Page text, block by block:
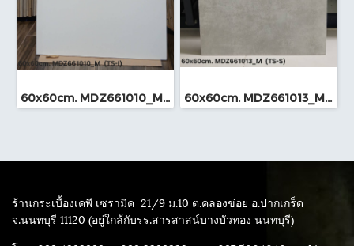
60x60cm. MDZ661010_M (TS-I) 60x60cm. MDZ661013_M (TS-I)
ร้านกระเบื้องเคพี เซรามิค 21/9 ม.10 ต.คลองข่อย อ.ปากเกร็ด
จ.นนทบุรี 11120 (อยู่ใกล้กับรร.สารสาสน์บางบัวทอง นนทบุรี)